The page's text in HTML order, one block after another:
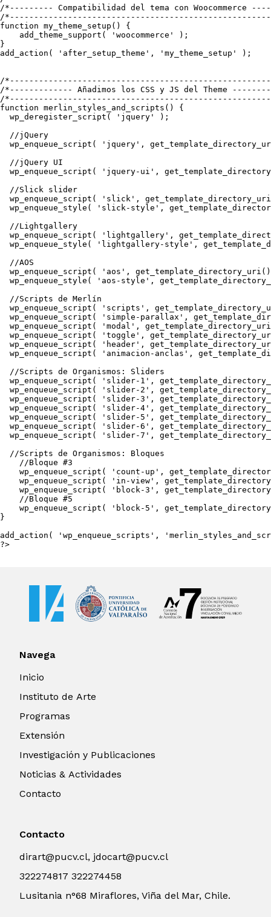
/*--------- Compatibilidad del tema con Woocommerce
/
function my_theme_setup() {
    add_theme_support( 'woocommerce' );
}
add_action( 'after_setup_theme', 'my_theme_setup' );
/
/*------------- Añadimos los CSS y JS del Theme
/
function merlin_styles_and_scripts() {
  wp_deregister_script( 'jquery' );
  //jQuery
wp_enqueue_script( 'jquery',
  //jQuery UI
wp_enqueue_script( 'jquery-ui',
  //Slick slider
wp_enqueue_script( 'slick',
wp_enqueue_style( 'slick-style',
  //Lightgallery
wp_enqueue_script( 'lightgallery',
wp_enqueue_style( 'lightgallery-style',
  //AOS
wp_enqueue_script( 'aos',
wp_enqueue_style( 'aos-style',
  //Scripts de Merlín
wp_enqueue_script( 'scripts',
wp_enqueue_script( 'simple-parallax',
wp_enqueue_script( 'modal',
wp_enqueue_script( 'toggle',
wp_enqueue_script( 'header',
wp_enqueue_script( 'animacion-anclas',
  //Scripts de Organismos: Sliders
wp_enqueue_script( 'slider-1',
wp_enqueue_script( 'slider-2',
wp_enqueue_script( 'slider-3',
wp_enqueue_script( 'slider-4',
wp_enqueue_script( 'slider-5',
wp_enqueue_script( 'slider-6',
wp_enqueue_script( 'slider-7',
  //Scripts de Organismos: Bloques
    //Bloque #3
wp_enqueue_script( 'count-up',
wp_enqueue_script( 'in-view',
wp_enqueue_script( 'block-3',
    //Bloque #5
wp_enqueue_script( 'block-5',
}
add_action( 'wp_enqueue_scripts',
?>
Navega
Inicio
Instituto de Arte
Programas
Extensión
Investigación y Publicaciones
Noticias & Actividades
Contacto
Contacto
dirart@pucv.cl, jdocart@pucv.cl
322274817 322274458
Lusitania n°68 Miraflores, Viña del Mar, Chile.